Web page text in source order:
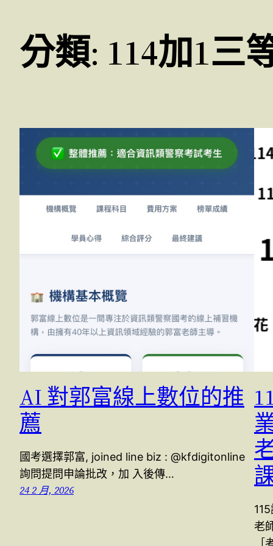
分類: 114加1三
AI 對郭富線上數位的推
薦
國考選擇郭富, joined line biz : @kfdigitonline
詢問提問申論批改，加 入後傳…
24 2 月, 2026
老
［